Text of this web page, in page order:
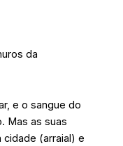
da
e o sangue do
Mas as suas
cidade (arraial) e